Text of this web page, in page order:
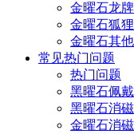
金曜石龙
金曜石狐
金曜石其
常见热门问题
热门问题
黑曜石佩
黑曜石消
金曜石消